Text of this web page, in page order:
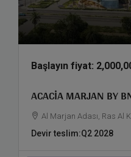
Başlayın fiyat:
ACACIA MARJAN BY
Al Marjan Adası, Ras Al
Devir teslim:Q2 2028